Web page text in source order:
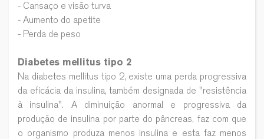
- Cansaço e visão turva
- Aumento do apetite
- Perda de peso
Diabetes mellitus tipo 2
Na diabetes mellitus tipo 2, existe uma perda progressiva
da eficácia da insulina, também designada de "resistência
à insulina". A diminuição anormal e progressiva da
produção de insulina por parte do pâncreas, faz com que
o organismo produza menos insulina e esta faz menos